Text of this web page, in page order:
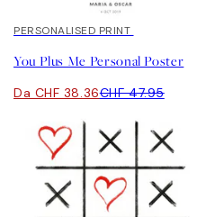
20%*
PERSONALISED PRINT
You Plus Me Personal Poster
Da CHF 38.36CHF 47.95